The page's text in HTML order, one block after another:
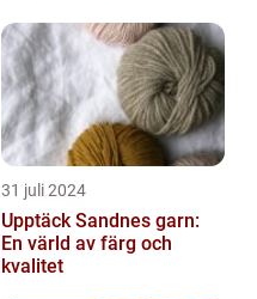
31 juli 2024
Upptäck Sandnes garn:
En värld av färg och
kvalitet